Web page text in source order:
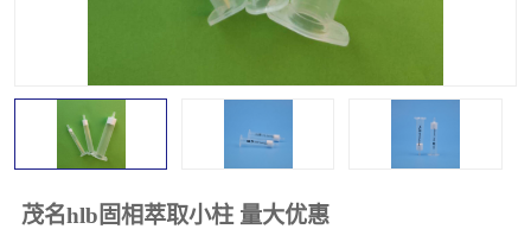
茂名hlb固相萃取小柱 量大优惠